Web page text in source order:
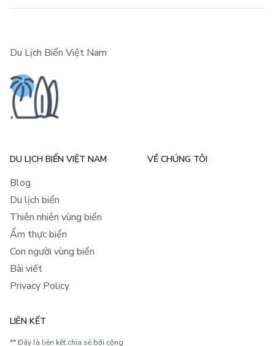
Du Lịch Biển Việt Nam
DU LỊCH BIỂN VIỆT NAM
Blog
Du lịch biển
Thiên nhiên vùng biển
Ẩm thực biển
Con người vùng biển
Bài viết
Privacy Policy
VỀ CHÚNG TÔI
LIÊN KẾT
** Đây là liên kết chia sẻ bới cộng